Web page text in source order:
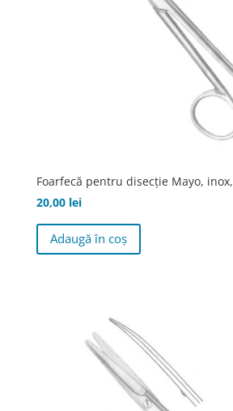
pagina
produsului.
Foarfecă pentru disecţie Mayo,
20,00 lei
Adaugă în coș